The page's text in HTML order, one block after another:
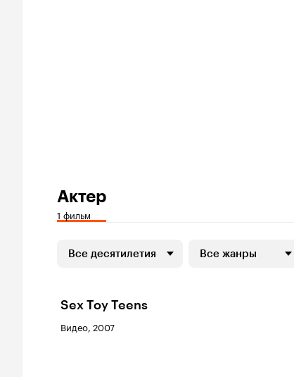
Актер
1 фильм
Все десятилетия Все жанры
Sex Toy Teens
Видео, 2007